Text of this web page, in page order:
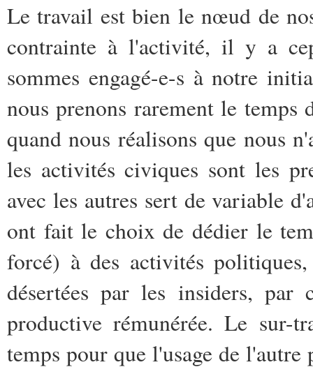
Le travail est bien le nœud de
contrainte à l'activité, il y a
sommes engagé-e-s à notre
nous prenons rarement le temps
quand nous réalisons que nous
les activités civiques sont les
avec les autres sert de variable
ont fait le choix de dédier le
forcé) à des activités
désertées par les insiders,
productive rémunérée. Le
temps pour que l'usage de